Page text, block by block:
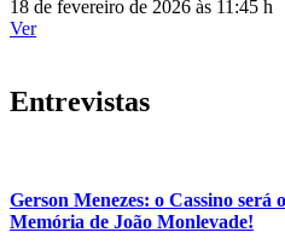
18 de fevereiro de 2026 às 11:45 h
Ver
Entrevistas
Gerson Menezes: o Cassino
Memória de João Monlevade!